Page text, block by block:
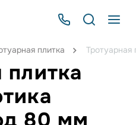
плитка
плитка